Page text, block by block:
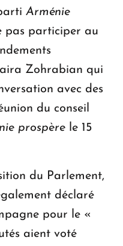
Arménie
pas participer au
Zohrabian qui
avec des
du conseil
prospère le 15
du Parlement,
déclaré
pour le «
aient voté